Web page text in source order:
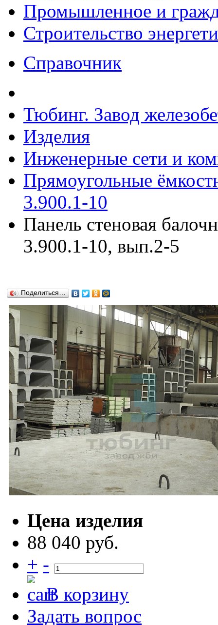
Промышленное и
Строительство
Справочник
Тюбинг. Завод
Изделия
Инженерные сети и
Прямоугольные
3.900.1-10
Панель стеновая
3.900.1-10, вып.2-5
Поделиться…
Цена изделия
88 040 руб.
+ -
В корзину
Задать вопрос